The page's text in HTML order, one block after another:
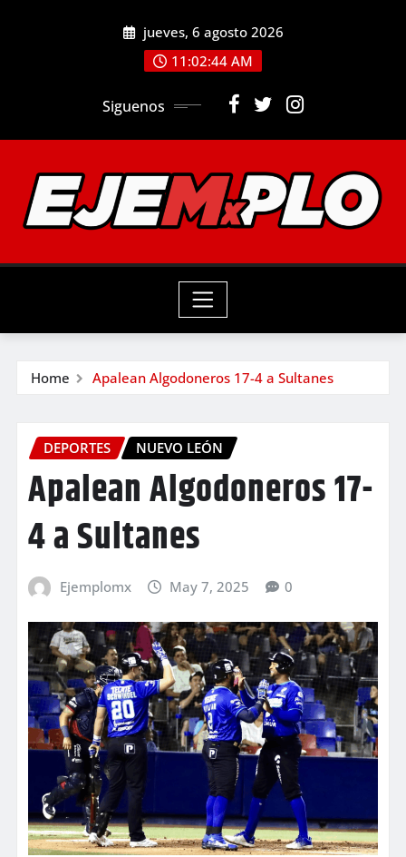
jueves, 6 agosto 2026
11:02:45 AM
Siguenos
Home Apalean Algodoneros 17-4 a Sultanes
DEPORTES NUEVO LEÓN
Apalean Algodoneros 17-
4 a Sultanes
Ejemplomx May 7, 2025 0